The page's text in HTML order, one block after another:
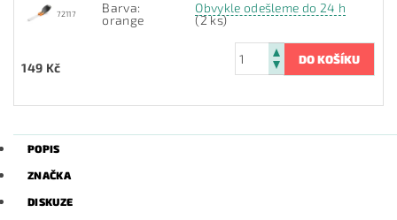
72117
Barva:
orange
Obvykle odešleme do 24 h
(2 ks)
149 Kč
POPIS
ZNAČKA
DISKUZE